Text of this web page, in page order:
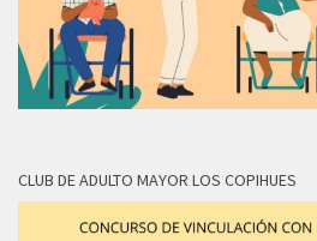
CLUB DE ADULTO MAYOR LOS COPIHUES